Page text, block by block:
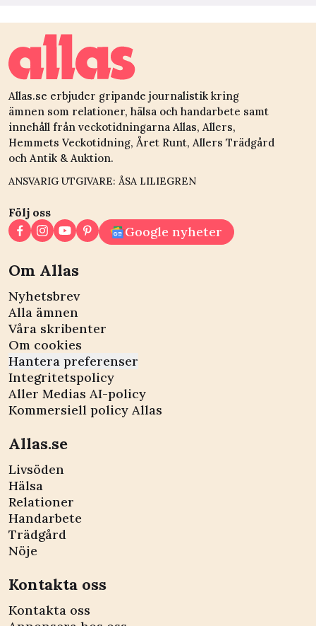
Allas.se erbjuder gripande journalistik kring
ämnen som relationer, hälsa och handarbete samt
innehåll från veckotidningarna Allas, Allers,
Hemmets Veckotidning, Året Runt, Allers Trädgård
och Antik & Auktion.
ANSVARIG UTGIVARE: ÅSA LILIEGREN
Följ oss
Google nyheter
Om Allas
Nyhetsbrev
Alla ämnen
Våra skribenter
Om cookies
Hantera preferenser
Integritetspolicy
Aller Medias AI-policy
Kommersiell policy Allas
Allas.se
Livsöden
Hälsa
Relationer
Handarbete
Trädgård
Nöje
Kontakta oss
Kontakta oss